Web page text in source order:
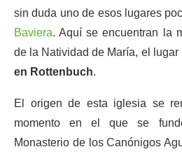
sin duda uno de esos lugares
Baviera. Aquí se encuentran la
de la Natividad de María, el lugar
en Rottenbuch.
El origen de esta iglesia se
momento en el que se
Monasterio de los Canónigos